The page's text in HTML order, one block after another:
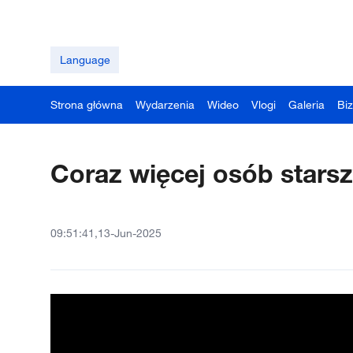
Language
Strona główna Wydarzenia Wideo Vlogi Galeria
Coraz więcej osób
09:51:41,13-Jun-2025